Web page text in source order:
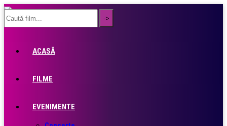
ACASĂ
FILME
EVENIMENTE